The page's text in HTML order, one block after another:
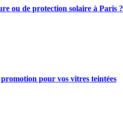
ou de protection solaire à Paris ?
pour vos vitres teintées